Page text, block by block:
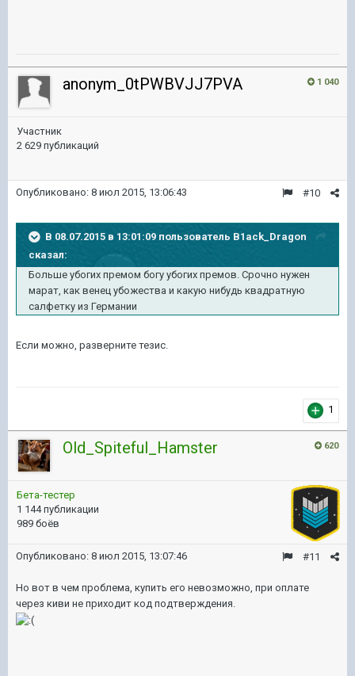
1 040
anonym_0tPWBVJJ7PVA
Участник
2 629 публикаций
#10
Опубликовано: 8 июл 2015, 13:06:43
В 08.07.2015 в 13:01:09 пользователь B1ack_Dragon
сказал:
Больше убогих премом богу убогих премов. Срочно нужен
марат, как венец убожества и какую нибудь квадратную
салфетку из Германии
Если можно, разверните тезис.
1
620
Old_Spiteful_Hamster
Бета-тестер
1 144 публикации
989 боёв
#11
Опубликовано: 8 июл 2015, 13:07:46
Но вот в чем проблема, купить его невозможно, при оплате
через киви не приходит код подтверждения.